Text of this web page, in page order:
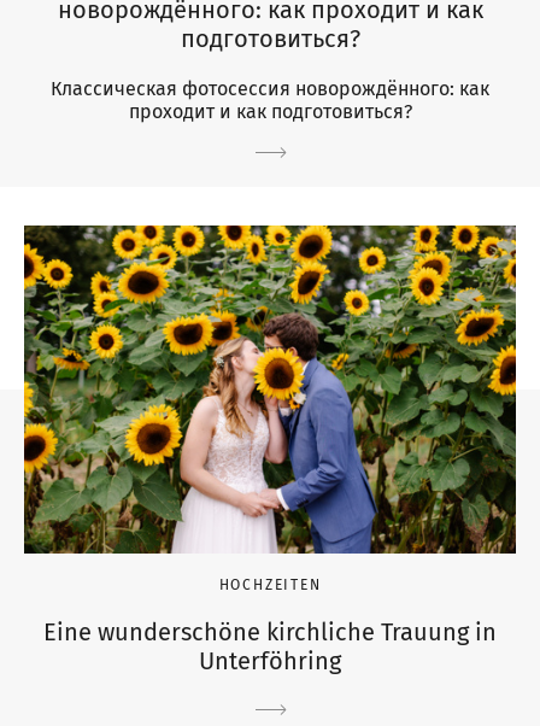
новорождённого: как проходит и как
подготовиться?
Классическая фотосессия новорождённого: как
проходит и как подготовиться?
HOCHZEITEN
Eine wunderschöne kirchliche Trauung in
Unterföhring